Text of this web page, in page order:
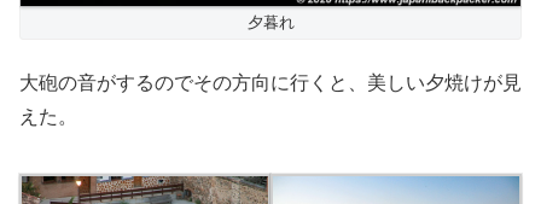
夕暮れ
大砲の音がするのでその方向に行くと、美しい夕焼けが見
えた。